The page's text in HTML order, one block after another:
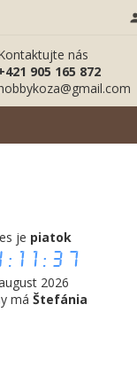
nás
905 165 872
je piatok
2026
máŠtefánia